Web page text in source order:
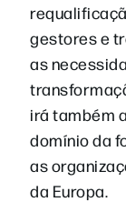
gestores e
as
irá também
domínio da
as
da Europa.